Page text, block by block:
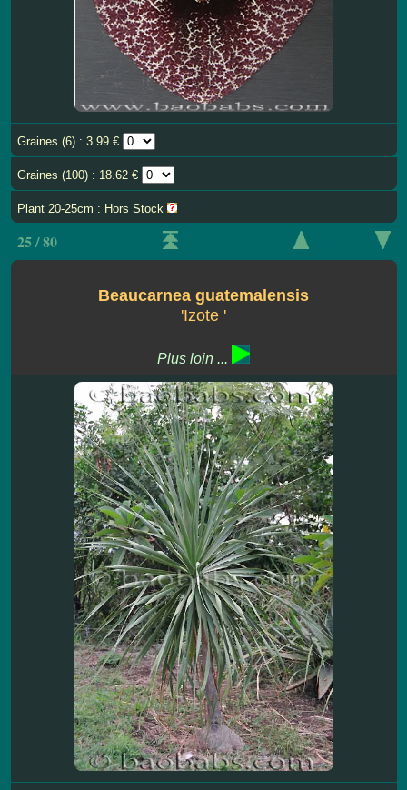
Graines (6) : 3.99 €
Graines (100) : 18.62 €
Plant 20-25cm : Hors Stock
25 / 80
Beaucarnea guatemalensis
'Izote '
Plus loin ...